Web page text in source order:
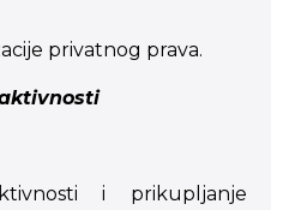
privatnog prava.
i prikupljanje